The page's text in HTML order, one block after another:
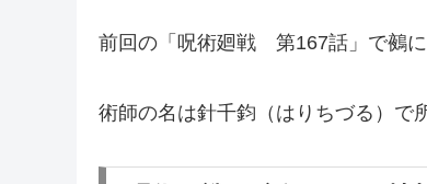
前回の「呪術廻戦 第167話」で鵺
術師の名は針千鈞（はりちづる）で